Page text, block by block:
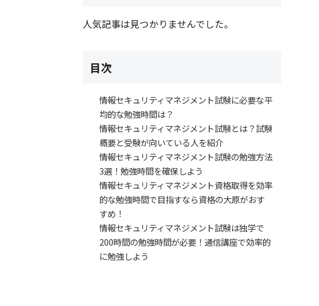
人気記事は見つかりませんでした。
目次
情報セキュリティマネジメント試験に必要な平
均的な勉強時間は？
情報セキュリティマネジメント試験とは？試験
概要と受験が向いている人を紹介
情報セキュリティマネジメント試験の勉強方法
3選！勉強時間を確保しよう
情報セキュリティマネジメント資格取得を効率
的な勉強時間で目指すなら資格の大原がおす
すめ！
情報セキュリティマネジメント試験は独学で
200時間の勉強時間が必要！通信講座で効率的
に勉強しよう